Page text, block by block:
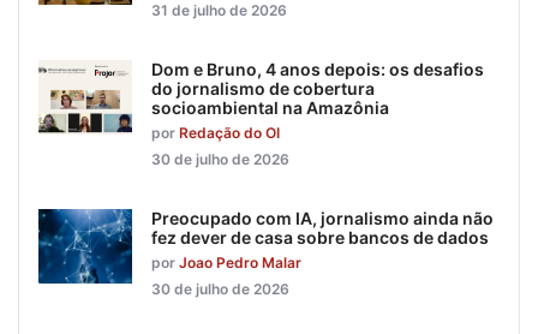
31 de julho de 2026
Dom e Bruno, 4 anos depois: os desafios
do jornalismo de cobertura
socioambiental na Amazônia
por Redação do OI
30 de julho de 2026
Preocupado com IA, jornalismo ainda não
fez dever de casa sobre bancos de dados
por Joao Pedro Malar
30 de julho de 2026